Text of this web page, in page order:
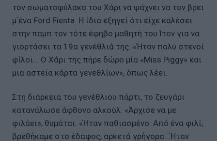
τον σωματοφύλακα του Χάρι να ψάχνει να τον βρει
μ΄ένα Ford Fiesta. H ίδια εξηγεί ότι είχε καλέσει
στην παμπ τον τότε έφηβο μαθητή του Ίτον για να
γιορτάσει τα 19α γενέθλιά της. «Ήταν πολύ στενοί
φίλοι... Ο Χάρι της πήρε δώρο μία «Miss Piggy» και
μια αστεία κάρτα γενεθλίων», όπως λέει.
Στη διάρκεια του γενέθλιου πάρτι, το ζευγάρι
κατανάλωσε άφθονο αλκοόλ. «Άρχισε να με
φιλάει», θυμάται. «Ήταν παθιασμένο. Από ένα φιλί,
βρεθήκαμε στο έδαφος, αρκετά γρήγορα...Ήταν